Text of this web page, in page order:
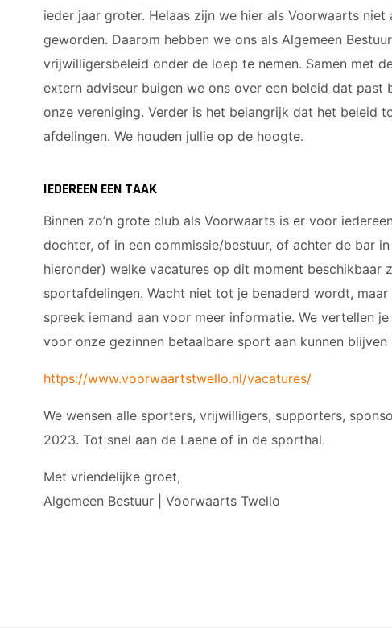
ieder jaar groter. Helaas zijn we hier als Voorwaarts
geworden. Daarom hebben we ons als Algemeen
vrijwilligersbeleid onder de loep te nemen. Samen met
extern adviseur buigen we ons over een beleid dat
onze vereniging. Verder is het belangrijk dat het beleid
afdelingen. We houden jullie op de hoogte.
IEDEREEN EEN TAAK
Binnen zo’n grote club als Voorwaarts is er voor
dochter, of in een commissie/bestuur, of achter de bar
hieronder) welke vacatures op dit moment beschikbaar
sportafdelingen. Wacht niet tot je benaderd wordt,
spreek iemand aan voor meer informatie. We vertellen
voor onze gezinnen betaalbare sport aan kunnen blijven
https://www.voorwaartstwello.nl/vacatures/
We wensen alle sporters, vrijwilligers, supporters,
2023. Tot snel aan de Laene of in de sporthal.
Met vriendelijke groet,
Algemeen Bestuur | Voorwaarts Twello